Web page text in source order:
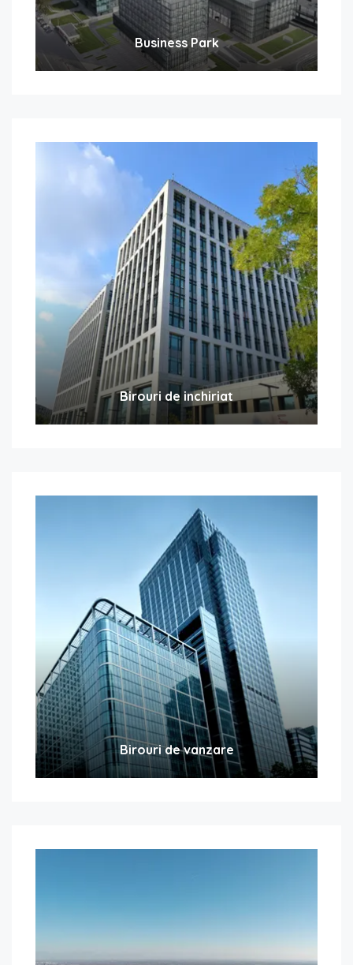
Business Park
Birouri de inchiriat
Birouri de vanzare